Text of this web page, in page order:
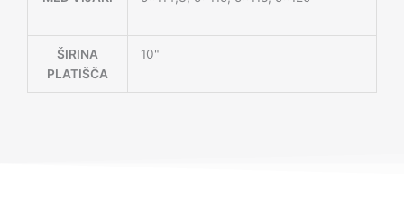
ŠIRINA
PLATIŠČA
10"